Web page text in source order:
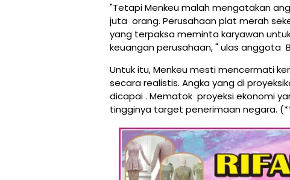
"Tetapi Menkeu malah mengatakan
juta orang. Perusahaan plat merah
yang terpaksa meminta karyawan
keuangan perusahaan, " ulas anggota
Untuk itu, Menkeu mesti mencermati
secara realistis. Angka yang di
dicapai . Mematok proyeksi ekonomi
tingginya target penerimaan negara.